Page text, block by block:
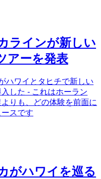
ラインが新しい
アーを発表
ハワイとタヒチで新しい
した - これはホーラン
りも、どの体験を前面に
スです
がハワイを巡る